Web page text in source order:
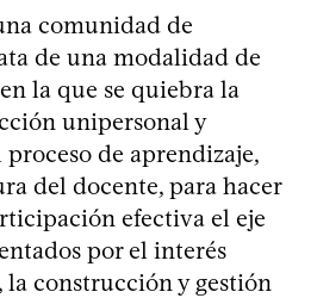
comunidad de
de una modalidad de
la que se quiebra la
unipersonal y
de aprendizaje,
del docente, para hacer
efectiva el eje
por el interés
construcción y gestión